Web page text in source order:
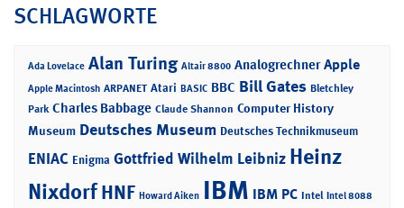
SCHLAGWORTE
Ada Lovelace Alan Turing Altair 8800 Analogrechner Apple
Apple Macintosh ARPANET Atari BASIC BBC Bill Gates Bletchley
Park Charles Babbage Claude Shannon Computer History
Museum Deutsches Museum Deutsches Technikmuseum
ENIAC Enigma Gottfried Wilhelm Leibniz Heinz
NixdorfHNF Howard Aiken IBM IBM PC Intel Intel 8088